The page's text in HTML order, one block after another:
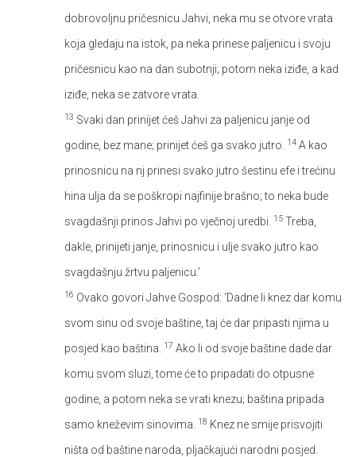
dobrovoljnu pričesnicu Jahvi, neka mu se otvore vrata
koja gledaju na istok, pa neka prinese paljenicu i svoju
pričesnicu kao na dan subotnji; potom neka iziđe, a kad
iziđe, neka se zatvore vrata.
13 Svaki dan prinijet ćeš Jahvi za paljenicu janje od
godine, bez mane; prinijet ćeš ga svako jutro.
14 A kao
prinosnicu na nj prinesi svako jutro šestinu efe i trećinu
hina ulja da se poškropi najfinije brašno; to neka bude
svagdašnji prinos Jahvi po vječnoj uredbi.
15 Treba,
dakle, prinijeti janje, prinosnicu i ulje svako jutro kao
svagdašnju žrtvu paljenicu.’
16 Ovako govori Jahve Gospod: ‘Dadne li knez dar komu
svom sinu od svoje baštine, taj će dar pripasti njima u
posjed kao baština.
17 Ako li od svoje baštine dade dar
komu svom sluzi, tome će to pripadati do otpusne
godine, a potom neka se vrati knezu; baština pripada
samo kneževim sinovima.
18 Knez ne smije prisvojiti
ništa od baštine naroda, pljačkajući narodni posjed.